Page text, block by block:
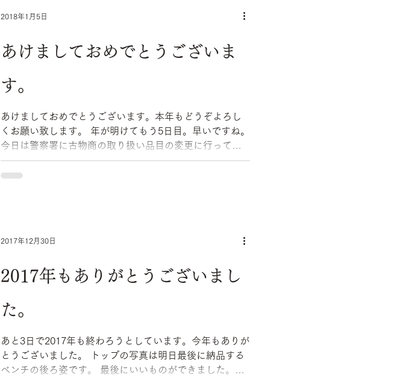
あけましておめでとうございま
す。
あけましておめでとうございます。本年もどうぞよろし
くお願い致します。 年が明けてもう5日目。早いですね。
今日は警察署に古物商の取り扱い品目の変更に行ってき
ました。 今年から古書の販売も始めようと思い、その手
続きへ。新年早々大変混み合っておりました。 ...
2018年1月5日
2017年もありがとうございまし
た。
あと3日で2017年も終わろうとしています。今年もありが
とうございました。 トップの写真は明日最後に納品する
ベンチの後ろ姿です。 最後にいいものができました。詳
2017年12月30日